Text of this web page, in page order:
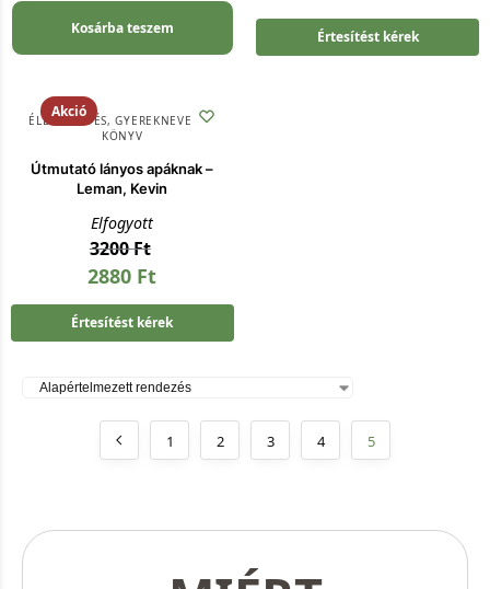
Kosárba teszem Értesítést kérek
Akció
ÉLETVEZETÉS,GYEREKNEVELÉS,
KÖNYV
Útmutató lányos apáknak –
Leman, Kevin
Elfogyott
3200Ft
2880 Ft
Értesítést kérek
1 2 3 4 5